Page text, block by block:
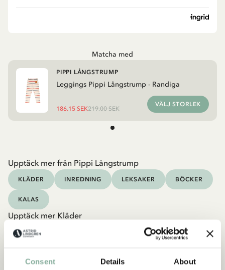
Consent Details About
Matcha med
Leggings Pippi Långstrump - Randiga
PIPPI LÅNGSTRUMP
186.15 SEK219.00 SEK
VÄLJ STORLEK
Upptäck mer från Pippi Långstrump
KLÄDER INREDNING LEKSAKER BÖCKER
KALAS
Upptäck mer Kläder
KOSTYMER & MASKERAD KLÄNNINGAR